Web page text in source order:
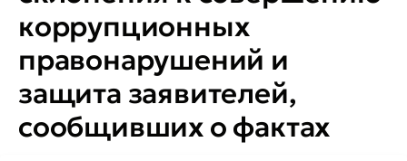
коррупционных
правонарушений и
защита заявителей,
сообщивших о фактах